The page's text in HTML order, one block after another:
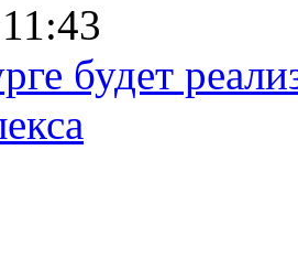
будет